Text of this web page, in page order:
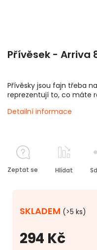
Přívěsek - Arriva
294 Kč
SKLADEM (>5 ks)
Přívěsky jsou fajn třeba
reprezentují to, co máte
Detailní informace
Zeptat se Hlídat